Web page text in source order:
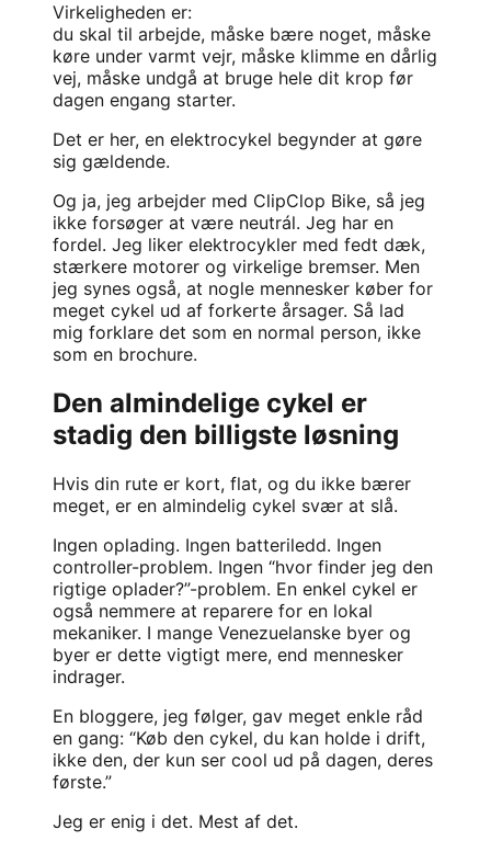
Virkeligheden er:
du skal til arbejde, måske bære noget, måske
køre under varmt vejr, måske klimme en dårlig
vej, måske undgå at bruge hele dit krop før
dagen engang starter.
Det er her, en elektrocykel begynder at gøre
sig gældende.
Og ja, jeg arbejder med ClipClop Bike, så jeg
ikke forsøger at være neutrál. Jeg har en
fordel. Jeg liker elektrocykler med fedt dæk,
stærkere motorer og virkelige bremser. Men
jeg synes også, at nogle mennesker køber for
meget cykel ud af forkerte årsager. Så lad
mig forklare det som en normal person, ikke
som en brochure.
Den almindelige cykel er
stadig den billigste løsning
Hvis din rute er kort, flat, og du ikke bærer
meget, er en almindelig cykel svær at slå.
Ingen oplading. Ingen batteriledd. Ingen
controller-problem. Ingen “hvor finder jeg den
rigtige oplader?”-problem. En enkel cykel er
også nemmere at reparere for en lokal
mekaniker. I mange Venezuelanske byer og
byer er dette vigtigt mere, end mennesker
indrager.
En bloggere, jeg følger, gav meget enkle råd
en gang: “Køb den cykel, du kan holde i drift,
ikke den, der kun ser cool ud på dagen, deres
første.”
Jeg er enig i det. Mest af det.